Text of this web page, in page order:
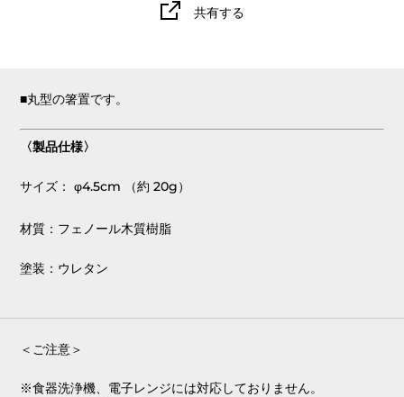
共有する
■丸型の箸置です。
〈製品仕様〉
サイズ： φ4.5cm （約 20g）
材質：フェノール木質樹脂
塗装：ウレタン
＜ご注意＞
※食器洗浄機、電子レンジには対応しておりません。